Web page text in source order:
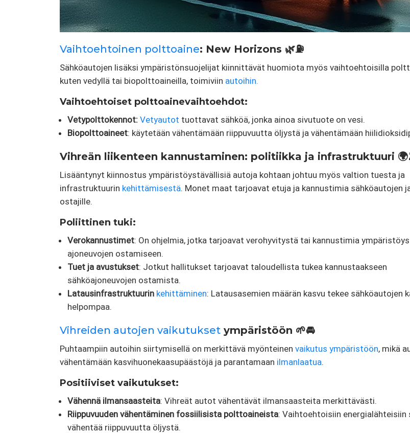
Vaihtoehtoinen polttoaine: New Horizons 🌿⛽
Sähköautojen lisäksi ympäristönsuojelijat kiinnittävät huomiota myös vaihtoehtoisilla
kuten vedyllä tai biopolttoaineilla, toimiviin autoihin.
Vaihtoehtoiset polttoainevaihtoehdot:
Vetypolttokennot: Vetyautot tuottavat sähköä, jonka ainoa sivutuote on vesi.
Biopolttoaineet: käytetään vähentämään riippuvuutta öljystä ja vähentämään
Vihreän liikenteen kannustaminen: politiikka ja infrastruktuuri
Lisääntynyt kiinnostus ympäristöystävällisiä autoja kohtaan johtuu myös valtion tuesta ja
infrastruktuurin kehittämisestä. Monet maat tarjoavat etuja ja kannustimia sähköautojen
ostajille.
Poliittinen tuki:
Verokannustimet: On ohjelmia, jotka tarjoavat verohyvitystä tai kannustimia
ajoneuvojen ostamiseen.
Tuet ja avustukset: Jotkut hallitukset tarjoavat taloudellista tukea kannustaakseen
sähköajoneuvojen ostamista.
Latausinfrastruktuurin kehittäminen: Latausasemien määrän kasvu tekee sähköautojen
helpompaa.
Vihreiden autojen vaikutukset ympäristöön 🌱🚘
Puhtaampiin autoihin siirtymisellä on merkittävä myönteinen vaikutus ympäristöön, mikä
vähentämään kasvihuonekaasupäästöjä ja parantamaan ilmanlaatua.
Positiiviset vaikutukset:
Vähennä ilmansaasteita: Vihreät autot vähentävät ilmansaasteita merkittävästi.
Riippuvuuden vähentäminen fossiilisista polttoaineista: Vaihtoehtoisiin energialähteisiin
vähentää riippuvuutta öljystä.